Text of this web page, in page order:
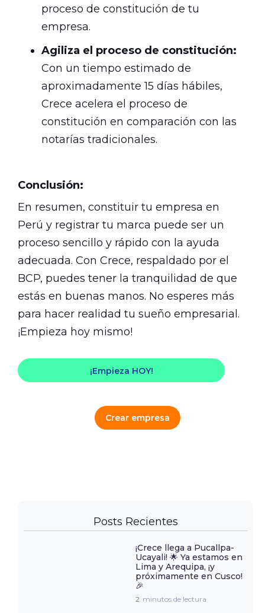
proceso de constitución de tu
empresa.
Agiliza el proceso de constitución:
Con un tiempo estimado de
aproximadamente 15 días hábiles,
Crece acelera el proceso de
constitución en comparación con las
notarías tradicionales.
Conclusión:
En resumen, constituir tu empresa en
Perú y registrar tu marca puede ser un
proceso sencillo y rápido con la ayuda
adecuada. Con Crece, respaldado por el
BCP, puedes tener la tranquilidad de que
estás en buenas manos. No esperes más
para hacer realidad tu sueño empresarial.
¡Empieza hoy mismo!
¡Empieza HOY!
Crear empresa
Posts Recientes
¡Crece llega a Pucallpa-
Ucayali! 🌟 Ya estamos en
Lima y Arequipa, ¡y
próximamente en Cusco!
🎉
2 minutos de lectura